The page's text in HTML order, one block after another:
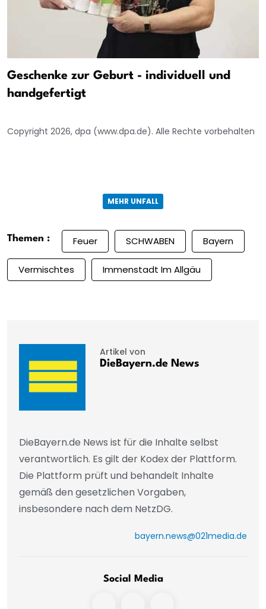
Geschenke zur Geburt - individuell und
handgefertigt
Copyright 2026, dpa (www.dpa.de). Alle Rechte vorbehalten
MEHR UNFALL
Themen : Feuer SCHWABEN Bayern
Vermischtes Immenstadt Im Allgäu
Artikel von
DieBayern.de News
DieBayern.de News ist für die Inhalte selbst
verantwortlich. Es gilt der Kodex der Plattform.
Die Plattform prüft und behandelt Inhalte
gemäß den gesetzlichen Vorgaben,
insbesondere nach dem NetzDG.
bayern.news@021media.de
Social Media